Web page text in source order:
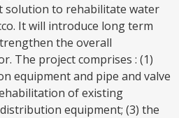
solution to rehabilitate water
It will introduce long term
the overall
The project comprises : (1)
equipment and pipe and valve
of existing
equipment; (3) the